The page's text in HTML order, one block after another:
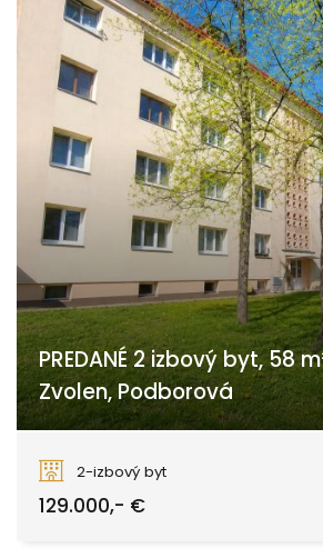
PREDANÉ 2 izbový byt, 58
Zvolen, Podborová
2-izbový byt
129.000,- €